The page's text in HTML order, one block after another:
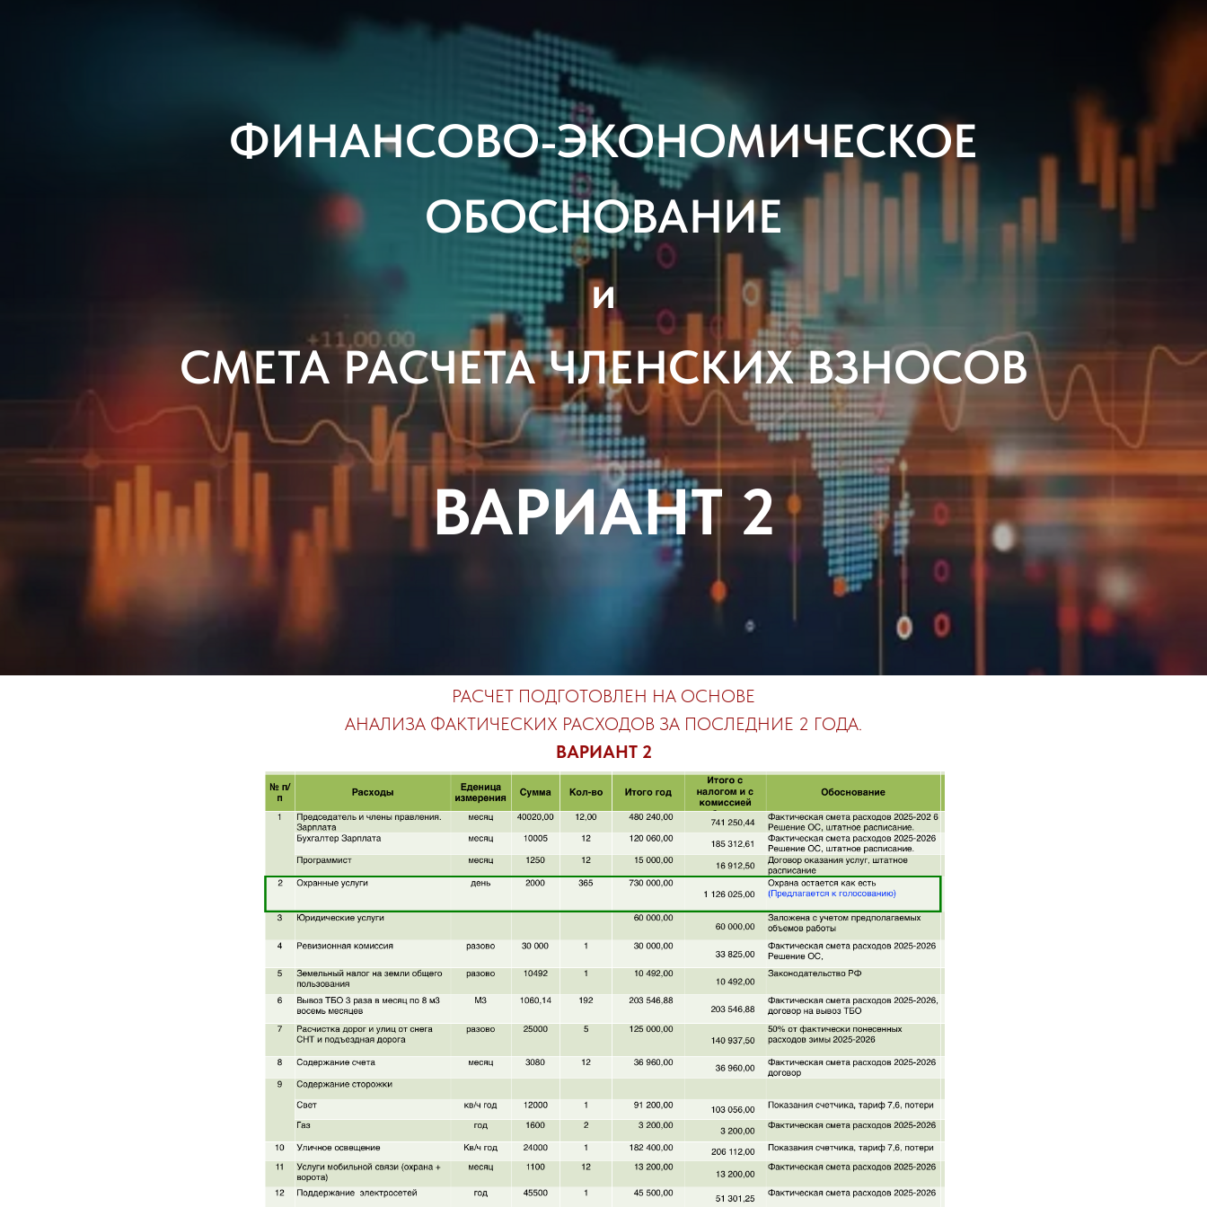
ФИНАНСОВО-ЭКОНОМИЧЕСКОЕ
ОБОСНОВАНИЕ
и
СМЕТА РАСЧЕТА ЧЛЕНСКИХ ВЗНОСОВ
ВАРИАНТ 2
РАСЧЕТ ПОДГОТОВЛЕН НА ОСНОВЕ
АНАЛИЗА ФАКТИЧЕСКИХ РАСХОДОВ ЗА ПОСЛЕДНИЕ 2 ГОДА.
ВАРИАНТ 2